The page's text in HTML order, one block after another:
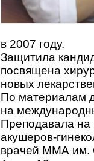
в 2007 году.
Защитила
посвящена
новых
По материалам
на
Преподавала на
акушеров-
врачей ММА им.